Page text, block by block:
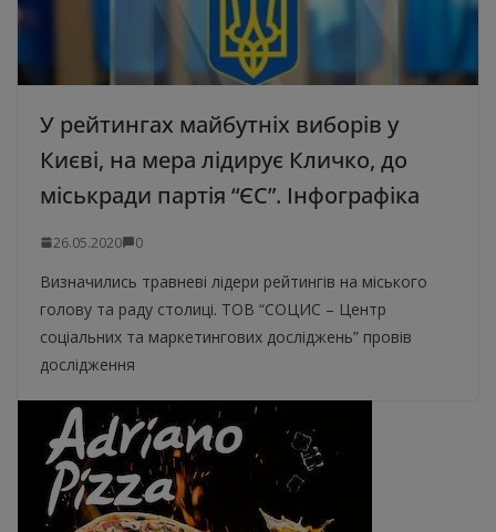
У рейтингах майбутніх виборів у
Києві, на мера лідирує Кличко, до
міськради партія “ЄС”. Інфографіка
26.05.2020 0
Визначились травневі лідери рейтингів на міського
голову та раду столиці. ТОВ “CОЦИС – Центр
соціальних та маркетингових досліджень” провів
дослідження